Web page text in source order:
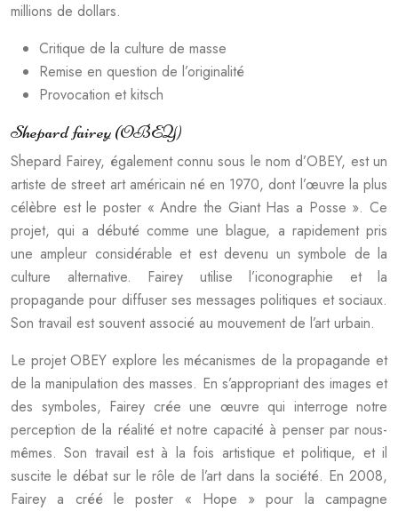
millions de dollars.
Critique de la culture de masse
Remise en question de l’originalité
Provocation et kitsch
Shepard fairey (OBEY)
Shepard Fairey, également connu sous le nom d’OBEY, est un
artiste de street art américain né en 1970, dont l’œuvre la plus
célèbre est le poster « Andre the Giant Has a Posse ». Ce
projet, qui a débuté comme une blague, a rapidement pris
une ampleur considérable et est devenu un symbole de la
culture alternative. Fairey utilise l’iconographie et la
propagande pour diffuser ses messages politiques et sociaux.
Son travail est souvent associé au mouvement de l’art urbain.
Le projet OBEY explore les mécanismes de la propagande et
de la manipulation des masses. En s’appropriant des images et
des symboles, Fairey crée une œuvre qui interroge notre
perception de la réalité et notre capacité à penser par nous-
mêmes. Son travail est à la fois artistique et politique, et il
suscite le débat sur le rôle de l’art dans la société. En 2008,
Fairey a créé le poster « Hope » pour la campagne